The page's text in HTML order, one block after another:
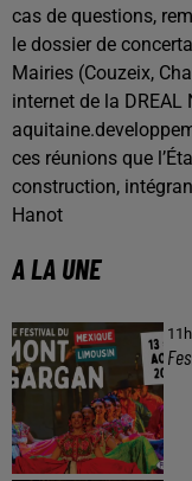
cas de questions,
le dossier de
Mairies (Couzeix,
internet de la
ces réunions que
construction,
Hanot
A LA UNE